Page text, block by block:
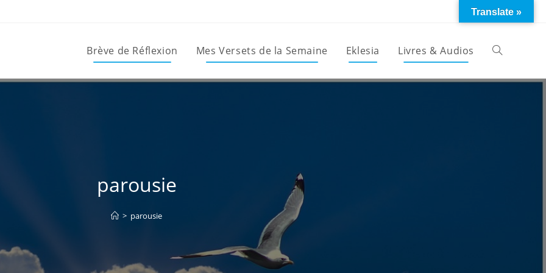
Brève de Réflexion Mes Versets de la Semaine Eklesia Livres & Audios Toggle
parousie
> parousie
Translate »